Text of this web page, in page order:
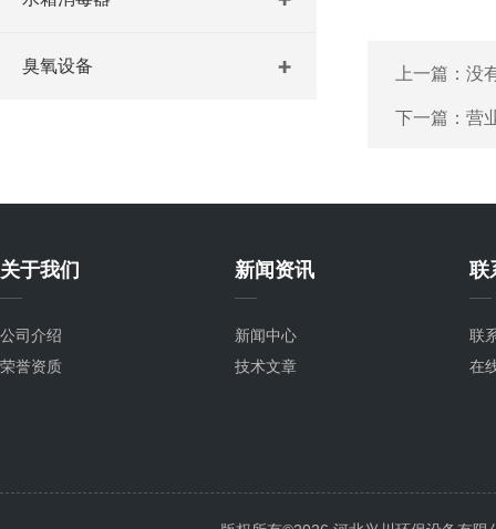
臭氧设备 上一篇：没
下一篇： 营
关于我们
公司介绍
荣誉资质
新闻资讯
新闻中心
技术文章
联
联
在